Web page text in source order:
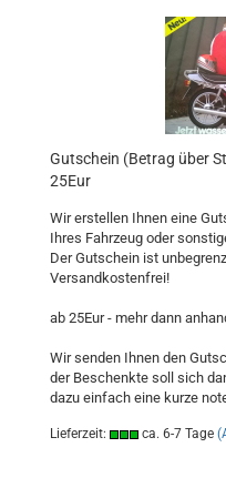
Gutschein (Betrag über
25Eur
Wir erstellen Ihnen eine
Ihres Fahrzeug oder
Der Gutschein ist
Versandkostenfrei!
ab 25Eur - mehr dann
Wir senden Ihnen den
der Beschenkte soll sich
dazu einfach eine kurze
Lieferzeit: ca. 6-7 Tage